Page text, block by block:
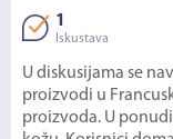
1
Iskustava
U diskusijama se
proizvodi u
proizvoda. U